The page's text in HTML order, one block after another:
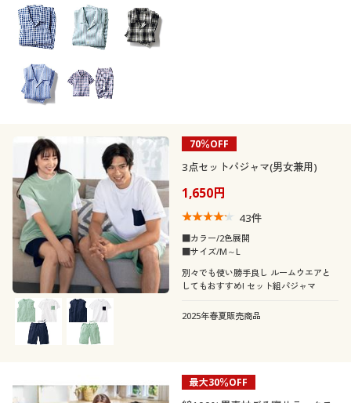
70％OFF
3点セットパジャマ(男女兼用)
1,650円
43件
■カラー/2色展開
■サイズ/M～L
別々でも使い勝手良し ルームウエアと
してもおすすめ! セット組パジャマ
2025年春夏販売商品
最大30％OFF